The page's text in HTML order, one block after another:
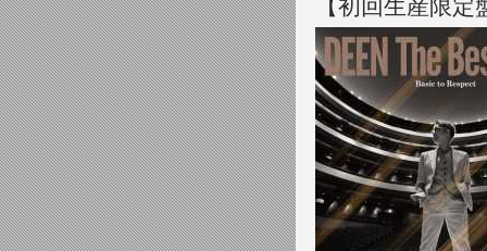
【初回生産限